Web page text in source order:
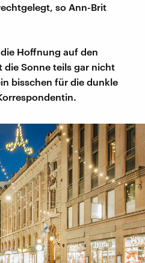
so Ann-Brit
Hoffnung auf den
die Sonne teils gar nicht
bisschen für die dunkle